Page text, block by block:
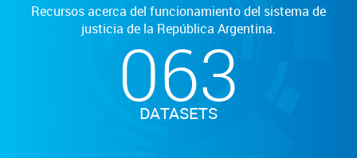
Recursos acerca del funcionamiento del sistema de
justicia de la República Argentina.
063
DATASETS